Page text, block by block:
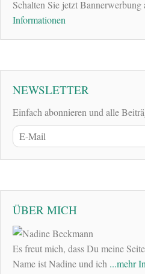
Schalten Sie jetzt
Informationen
NEWSLETTER
Einfach abonnieren und alle
ÜBER MICH
Es freut mich, dass Du meine
Name ist Nadine und ich ...mehr